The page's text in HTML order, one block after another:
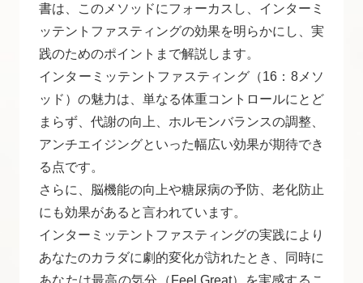
書は、このメソッドにフォーカスし、インターミ
ッテントファスティングの効果を明らかにし、実
践のためのポイントまで解説します。
インターミッテントファスティング（16：8メソ
ッド）の魅力は、単なる体重コントロールにとど
まらず、代謝の向上、ホルモンバランスの調整、
アンチエイジングといった幅広い効果が期待でき
る点です。
さらに、脳機能の向上や糖尿病の予防、老化防止
にも効果があると言われています。
インターミッテントファスティングの実践により
あなたのカラダに劇的変化が訪れたとき、同時に
あなたは最高の気分（Feel Great）を実感するこ